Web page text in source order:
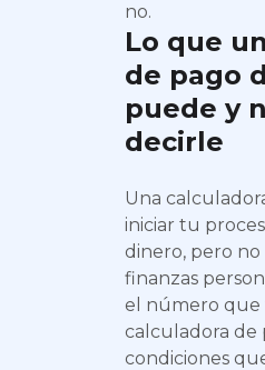
no.
Lo que
de pago
puede y
decirle
Una
iniciar tu
dinero, pero no
finanzas
el número que
calculadora de
condiciones